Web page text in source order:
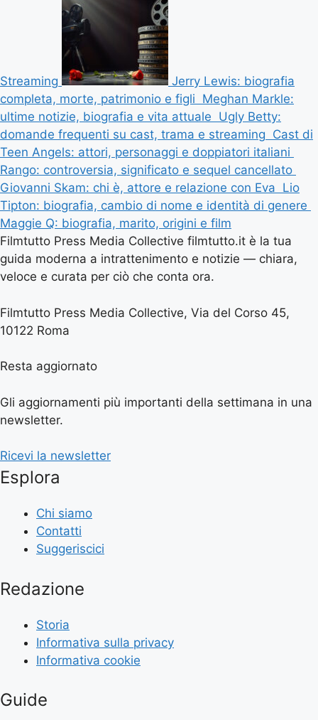
Streaming
Jerry Lewis: biografia
completa, morte, patrimonio e figli Meghan Markle:
ultime notizie, biografia e vita attuale Ugly Betty:
domande frequenti su cast, trama e streaming Cast di
Teen Angels: attori, personaggi e doppiatori italiani
Rango: controversia, significato e sequel cancellato
Giovanni Skam: chi è, attore e relazione con Eva Lio
Tipton: biografia, cambio di nome e identità di genere
Maggie Q: biografia, marito, origini e film
Filmtutto Press Media Collective filmtutto.it è la tua
guida moderna a intrattenimento e notizie — chiara,
veloce e curata per ciò che conta ora.
Filmtutto Press Media Collective, Via del Corso 45,
10122 Roma
Resta aggiornato
Gli aggiornamenti più importanti della settimana in una
newsletter.
Ricevi la newsletter
Esplora
Chi siamo
Contatti
Suggeriscici
Redazione
Storia
Informativa sulla privacy
Informativa cookie
Guide